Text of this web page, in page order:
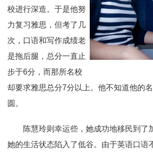
校进行深造。于是他努
力复习雅思，但考了几
次，口语和写作成绩老
是拖后腿，总分一直止
步于6分，而那所名校
却要求雅思总分7分以上。他不知道他的
圆。
陈慧玲则幸运些，她成功地移民到了
她的生活状态陷入了低谷。由于英语口语